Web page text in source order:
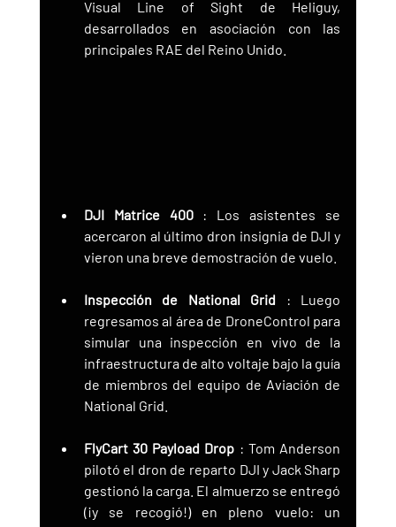
Visual Line of Sight de Heliguy,
desarrollados en asociación con las
principales RAE del Reino Unido.
DJI Matrice 400 : Los asistentes se
acercaron al último dron insignia de DJI y
vieron una breve demostración de vuelo.
Inspección de National Grid : Luego
regresamos al área de DroneControl para
simular una inspección en vivo de la
infraestructura de alto voltaje bajo la guía
de miembros del equipo de Aviación de
National Grid.
FlyCart 30 Payload Drop : Tom Anderson
pilotó el dron de reparto DJI y Jack Sharp
gestionó la carga. El almuerzo se entregó
(¡y se recogió!) en pleno vuelo: un